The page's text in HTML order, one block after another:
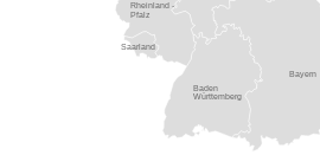
Baden
Württemberg
Bayern
Rheinland -
Pfalz
Saarland